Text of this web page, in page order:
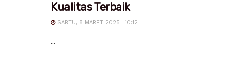
Kualitas Terbaik
SABTU, 8 MARET 2025 | 10:12
...